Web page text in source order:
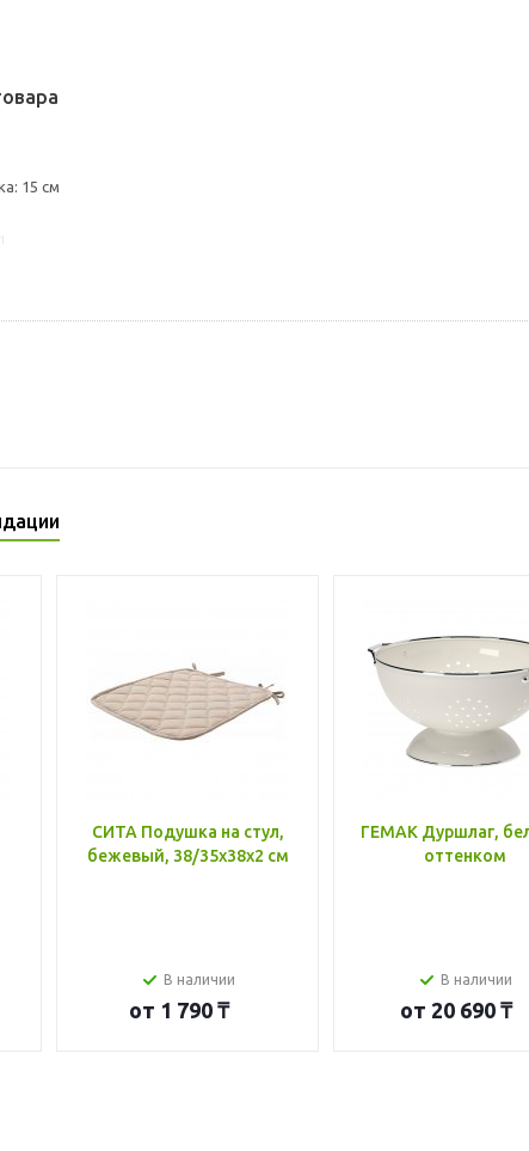
15 см
СИТА Подушка на стул,
бежевый, 38/35x38x2 см
В наличии
от 1 790 ₸
ГЕМАК Дуршлаг,
оттенком
В наличии
от 20 690 ₸